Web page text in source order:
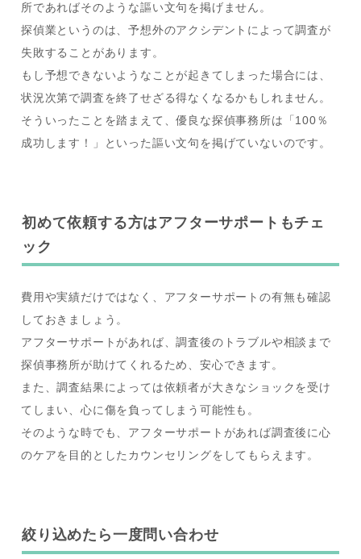
所であればそのような謳い文句を掲げません。
探偵業というのは、予想外のアクシデントによって調査が
失敗することがあります。
もし予想できないようなことが起きてしまった場合には、
状況次第で調査を終了せざる得なくなるかもしれません。
そういったことを踏まえて、優良な探偵事務所は「100％
成功します！」といった謳い文句を掲げていないのです。
初めて依頼する方はアフターサポートもチェ
ック
費用や実績だけではなく、アフターサポートの有無も確認
しておきましょう。
アフターサポートがあれば、調査後のトラブルや相談まで
探偵事務所が助けてくれるため、安心できます。
また、調査結果によっては依頼者が大きなショックを受け
てしまい、心に傷を負ってしまう可能性も。
そのような時でも、アフターサポートがあれば調査後に心
のケアを目的としたカウンセリングをしてもらえます。
絞り込めたら一度問い合わせ